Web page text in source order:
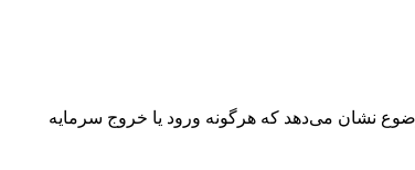
نشان می‌دهد که هرگونه ورود یا خروج سرمایه